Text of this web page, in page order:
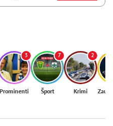
3
Prominenti
7
Šport
2
Krimi